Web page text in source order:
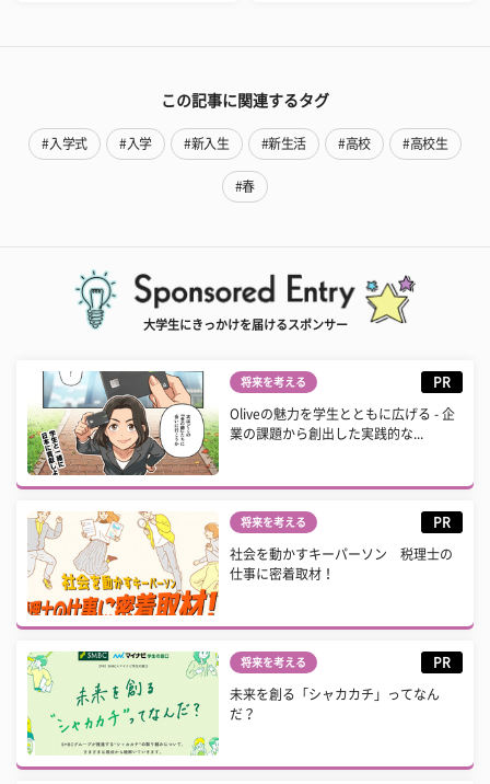
この記事に関連するタグ
#入学式 #入学 #新入生 #新生活 #高校 #高校生
#春
大学生にきっかけを届けるスポンサー
将来を考える PR
Oliveの魅力を学生とともに広げる - 企
業の課題から創出した実践的な...
将来を考える PR
社会を動かすキーパーソン 税理士の
仕事に密着取材！
将来を考える PR
未来を創る「シャカカチ」ってなん
だ？